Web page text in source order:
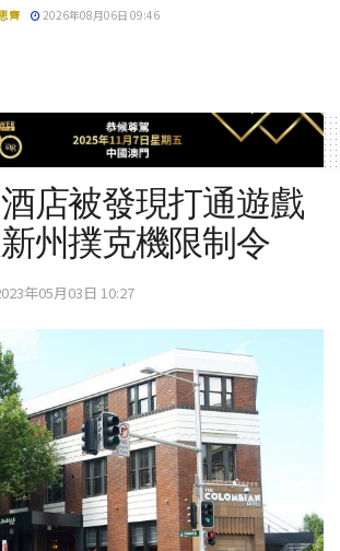
齊 2026年08月06日 09:46
店被發現打通遊戲
州撲克機限制令
年05月03日 10:27